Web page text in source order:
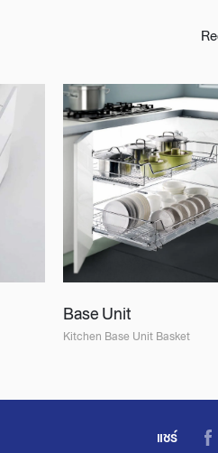
Base Unit
Kitchen Base Unit Basket
แชร์